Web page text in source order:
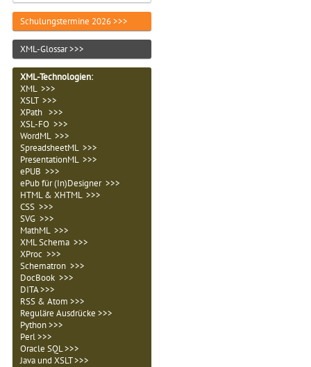
Schulungstermine 2026 >>>
XML-Glossar >>>
XML-Technologien:
XML >>>
XSLT >>>
XPath >>>
XSL-FO >>>
WordML >>>
SpreadsheetML >>>
PresentationML >>>
ePUB >>>
ePub für (In)Designer >>>
HTML & XHTML >>>
CSS >>>
SVG >>>
MathML >>>
XML Schema >>>
XProc >>>
Schematron >>>
DocBook >>>
DITA >>>
RSS & Atom >>>
Reguläre Ausdrücke >>>
Python >>>
Perl >>>
Oracle SQL >>>
Java und XSLT >>>